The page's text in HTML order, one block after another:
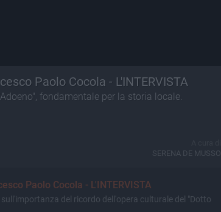
Paolo Cocola - L'INTERVISTA
fondamentale per la storia locale.
SERENA DE MUSSO
Paolo Cocola - L'INTERVISTA
del ricordo dell'opera culturale del "Dotto